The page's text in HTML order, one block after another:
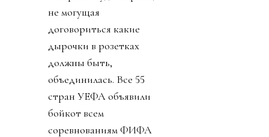
не могущая
договориться какие
дырочки в розетках
должны быть,
объединилась. Все 55
стран УЕФА объявили
бойкот всем
соревнованиям ФИФА